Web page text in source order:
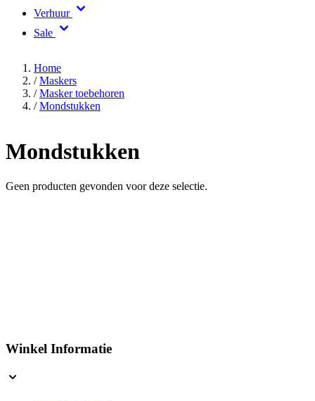
Verhuur
Sale
Home
/ Maskers
/ Masker toebehoren
/ Mondstukken
Mondstukken
Geen producten gevonden voor deze selectie.
Winkel Informatie